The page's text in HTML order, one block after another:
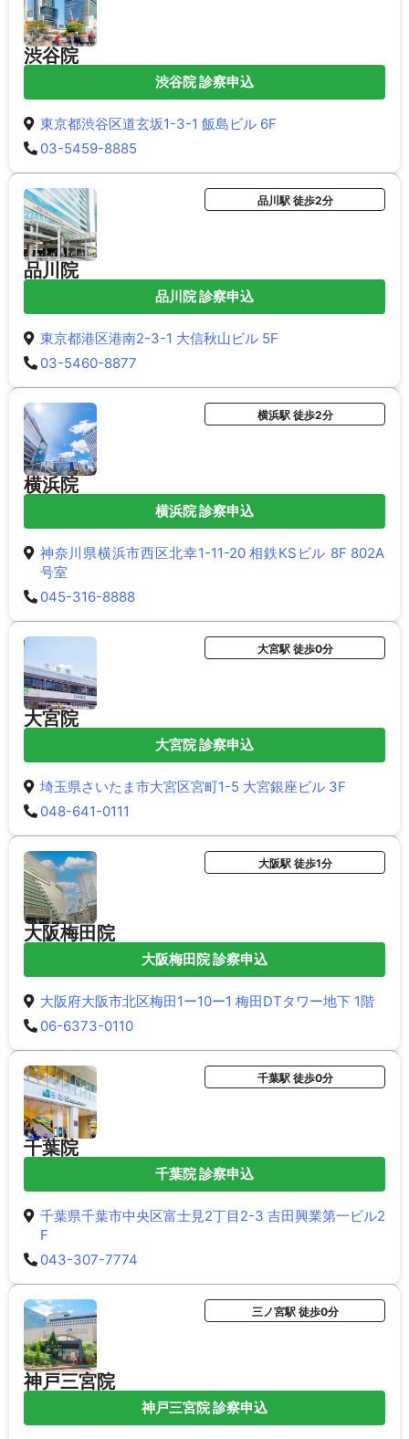
渋谷院
渋谷院 診察申込
東京都渋谷区道玄坂1-3-1 飯島ビル 6F
03-5459-8885
品川院
品川駅 徒歩2分
品川院 診察申込
東京都港区港南2-3-1 大信秋山ビル 5F
03-5460-8877
横浜院
横浜駅 徒歩2分
横浜院 診察申込
神奈川県横浜市西区北幸1-11-20 相鉄KSビル 8F 802A
号室
045-316-8888
大宮院
大宮駅 徒歩0分
大宮院 診察申込
埼玉県さいたま市大宮区宮町1-5 大宮銀座ビル 3F
048-641-0111
大阪梅田院
大阪駅 徒歩1分
大阪梅田院 診察申込
大阪府大阪市北区梅田1ー10ー1 梅田DTタワー地下 1階
06-6373-0110
千葉院
千葉駅 徒歩0分
千葉院 診察申込
千葉県千葉市中央区富士見2丁目2-3 吉田興業第一ビル2
F
043-307-7774
神戸三宮院
三ノ宮駅 徒歩0分
神戸三宮院 診察申込